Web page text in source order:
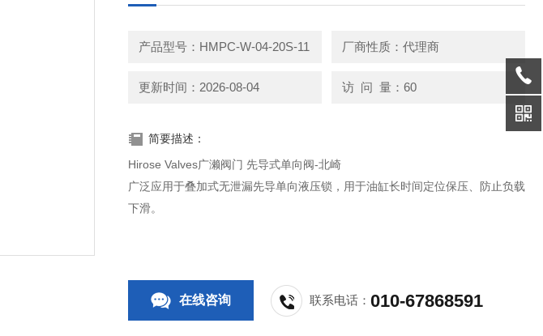
产品型号：HMPC-W-04-20S-11 厂商性质：代理商
更新时间：2026-08-04 访 问 量：60
简要描述：
Hirose Valves广濑阀门 先导式单向阀-北崎
广泛应用于叠加式无泄漏先导单向液压锁，用于油缸长时间定位保压、防止负载
下滑。
在线咨询 联系电话：010-67868591